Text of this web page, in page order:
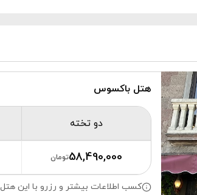
هتل باکسوس
دو تخته
58,490,000تومان
کسب اطلاعات بیشتر و رزرو با این هتل